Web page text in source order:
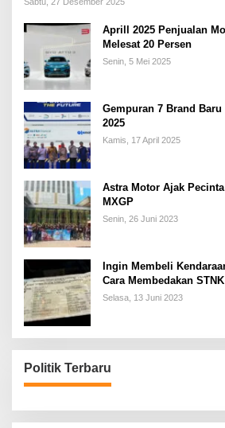
Aprill 2025 Penjualan
Melesat 20 Persen
Senin, 5 Mei 2025
Gempuran 7 Brand
2025
Kamis, 17 April 2025
Astra Motor Ajak
MXGP
Senin, 26 Juni 2023
Ingin Membeli
Cara Membedakan
Selasa, 13 Juni 2023
Politik Terbaru